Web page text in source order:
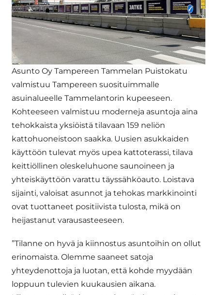
Asunto Oy Tampereen Tammelan Puistokatu
valmistuu Tampereen suosituimmalle
asuinalueelle Tammelantorin kupeeseen.
Kohteeseen valmistuu moderneja asuntoja aina
tehokkaista yksiöistä tilavaan 159 neliön
kattohuoneistoon saakka. Uusien asukkaiden
käyttöön tulevat myös upea kattoterassi, tilava
keittiöllinen oleskeluhuone saunoineen ja
yhteiskäyttöön varattu täyssähköauto. Loistava
sijainti, valoisat asunnot ja tehokas markkinointi
ovat tuottaneet positiivista tulosta, mikä on
heijastanut varausasteeseen.
”Tilanne on hyvä ja kiinnostus asuntoihin on ollut
erinomaista. Olemme saaneet satoja
yhteydenottoja ja luotan, että kohde myydään
loppuun tulevien kuukausien aikana.